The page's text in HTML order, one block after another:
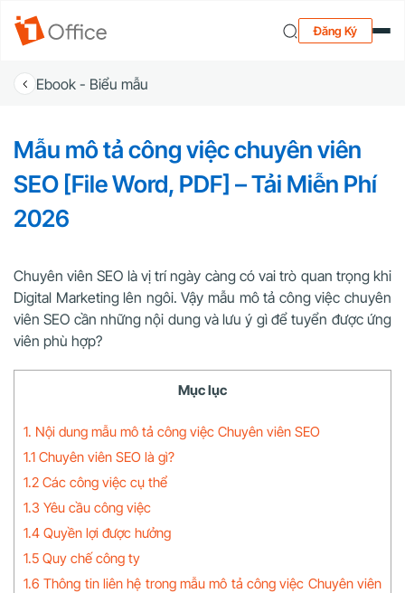
Đăng Ký
Ebook - Biểu mẫu
Mẫu mô tả công việc chuyên viên
SEO [File Word, PDF] – Tải Miễn Phí
2026
Chuyên viên SEO là vị trí ngày càng có vai trò quan trọng khi
Digital Marketing lên ngôi. Vậy mẫu mô tả công việc chuyên
viên SEO cần những nội dung và lưu ý gì để tuyển được ứng
viên phù hợp?
Mục lục
1. Nội dung mẫu mô tả công việc Chuyên viên SEO
1.1 Chuyên viên SEO là gì?
1.2 Các công việc cụ thể
1.3 Yêu cầu công việc
1.4 Quyền lợi được hưởng
1.5 Quy chế công ty
1.6 Thông tin liên hệ trong mẫu mô tả công việc Chuyên viên